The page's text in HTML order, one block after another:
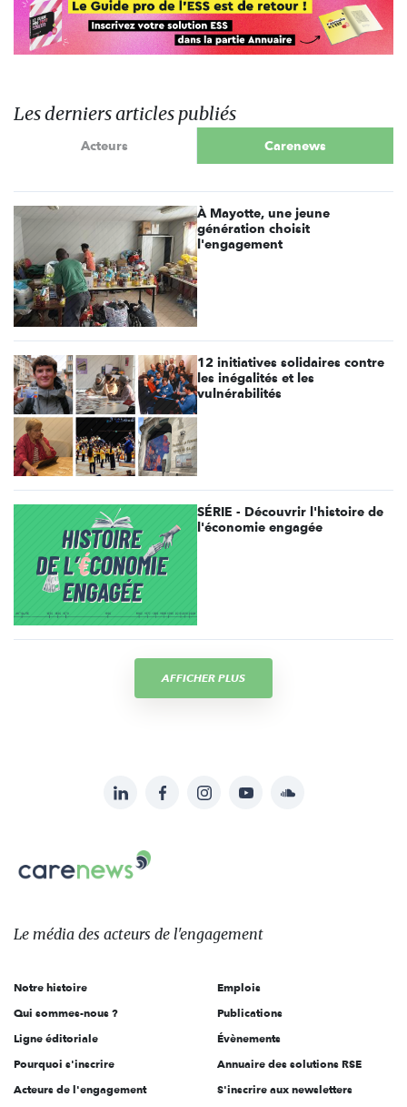
Les derniers articles publiés
Acteurs Carenews
À Mayotte, une jeune
génération choisit
l'engagement
12 initiatives solidaires contre
les inégalités et les
vulnérabilités
SÉRIE - Découvrir l'histoire de
l'économie engagée
AFFICHER PLUS
sur:
LinkedInFacebookInstagramYouTubeSoundcloud
Le
des
l'engagement
Le média des acteurs de l'engagement
Notre histoire
Qui sommes-nous ?
Ligne éditoriale
Pourquoi s'inscrire
Acteurs de l'engagement
Emplois
Publications
Évènements
Annuaire des solutions RSE
S'inscrire aux newsletters